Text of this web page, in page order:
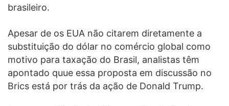
brasileiro.
Apesar de os EUA não citarem diretamente a
substituição do dólar no comércio global como
motivo para taxação do Brasil, analistas têm
apontado quue essa proposta em discussão no
Brics está por trás da ação de Donald Trump.